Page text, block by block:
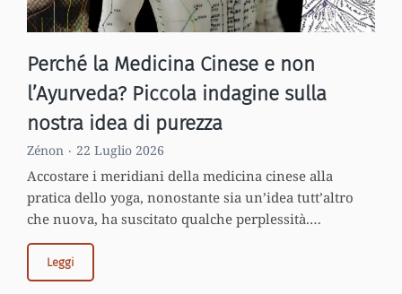
Perché la Medicina Cinese e non
l’Ayurveda? Piccola indagine sulla
nostra idea di purezza
Zénon 22 Luglio 2026
Accostare i meridiani della medicina cinese alla
pratica dello yoga, nonostante sia un’idea tutt’altro
che nuova, ha suscitato qualche perplessità.…
Leggi
Perché